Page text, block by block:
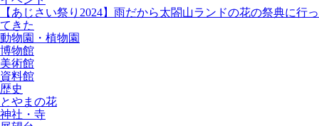
【あじさい祭り2024】雨だから太閤山ランドの花の祭典に行っ
てきた
動物園・植物園
博物館
美術館
資料館
歴史
とやまの花
神社・寺